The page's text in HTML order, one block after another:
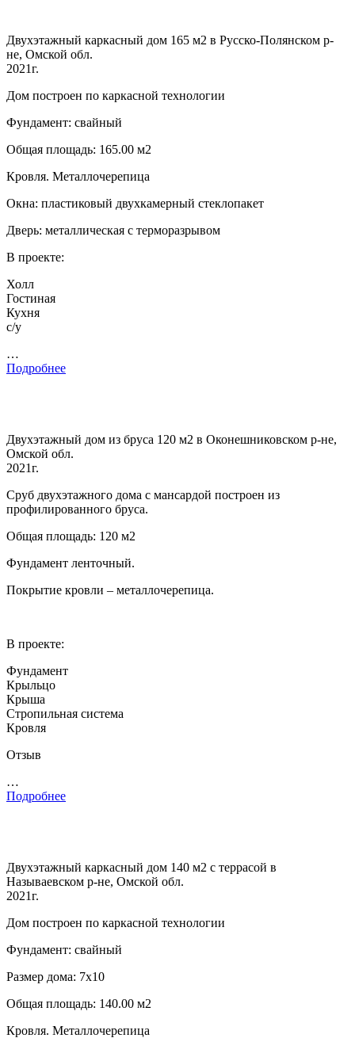
Двухэтажный каркасный дом 165 м2 в Русско-Полянском р-
не, Омской обл.
2021г.
Дом построен по каркасной технологии
Фундамент: свайный
Общая площадь: 165.00 м2
Кровля. Металлочерепица
Окна: пластиковый двухкамерный стеклопакет
Дверь: металлическая с терморазрывом
В проекте:
Холл
Гостиная
Кухня
с/у
…
Подробнее
Двухэтажный дом из бруса 120 м2 в Оконешниковском р-не,
Омской обл.
2021г.
Сруб двухэтажного дома с мансардой построен из
профилированного бруса.
Общая площадь: 120 м2
Фундамент ленточный.
Покрытие кровли – металлочерепица.
В проекте:
Фундамент
Крыльцо
Крыша
Стропильная система
Кровля
Отзыв
…
Подробнее
Двухэтажный каркасный дом 140 м2 с террасой в
Называевском р-не, Омской обл.
2021г.
Дом построен по каркасной технологии
Фундамент: свайный
Размер дома: 7х10
Общая площадь: 140.00 м2
Кровля. Металлочерепица